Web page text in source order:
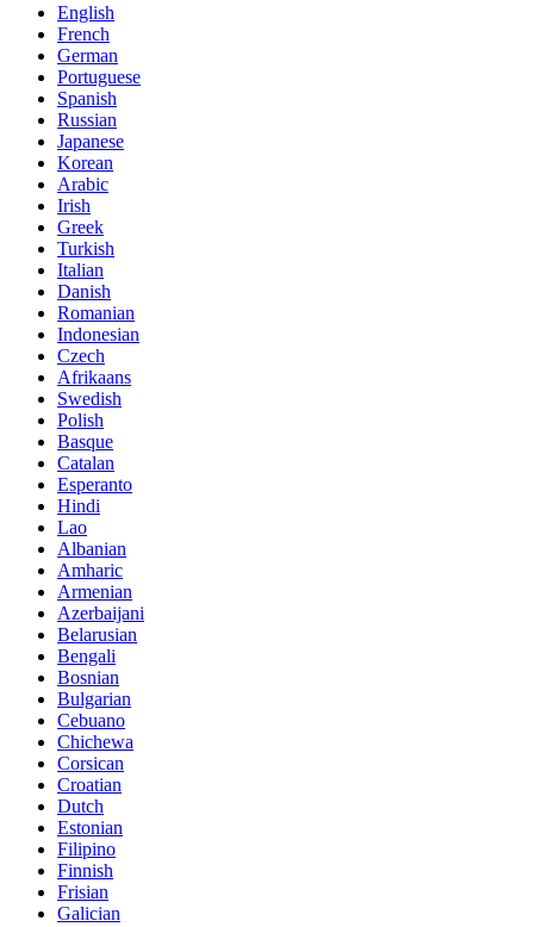
English
French
German
Portuguese
Spanish
Russian
Japanese
Korean
Arabic
Irish
Greek
Turkish
Italian
Danish
Romanian
Indonesian
Czech
Afrikaans
Swedish
Polish
Basque
Catalan
Esperanto
Hindi
Lao
Albanian
Amharic
Armenian
Azerbaijani
Belarusian
Bengali
Bosnian
Bulgarian
Cebuano
Chichewa
Corsican
Croatian
Dutch
Estonian
Filipino
Finnish
Frisian
Galician